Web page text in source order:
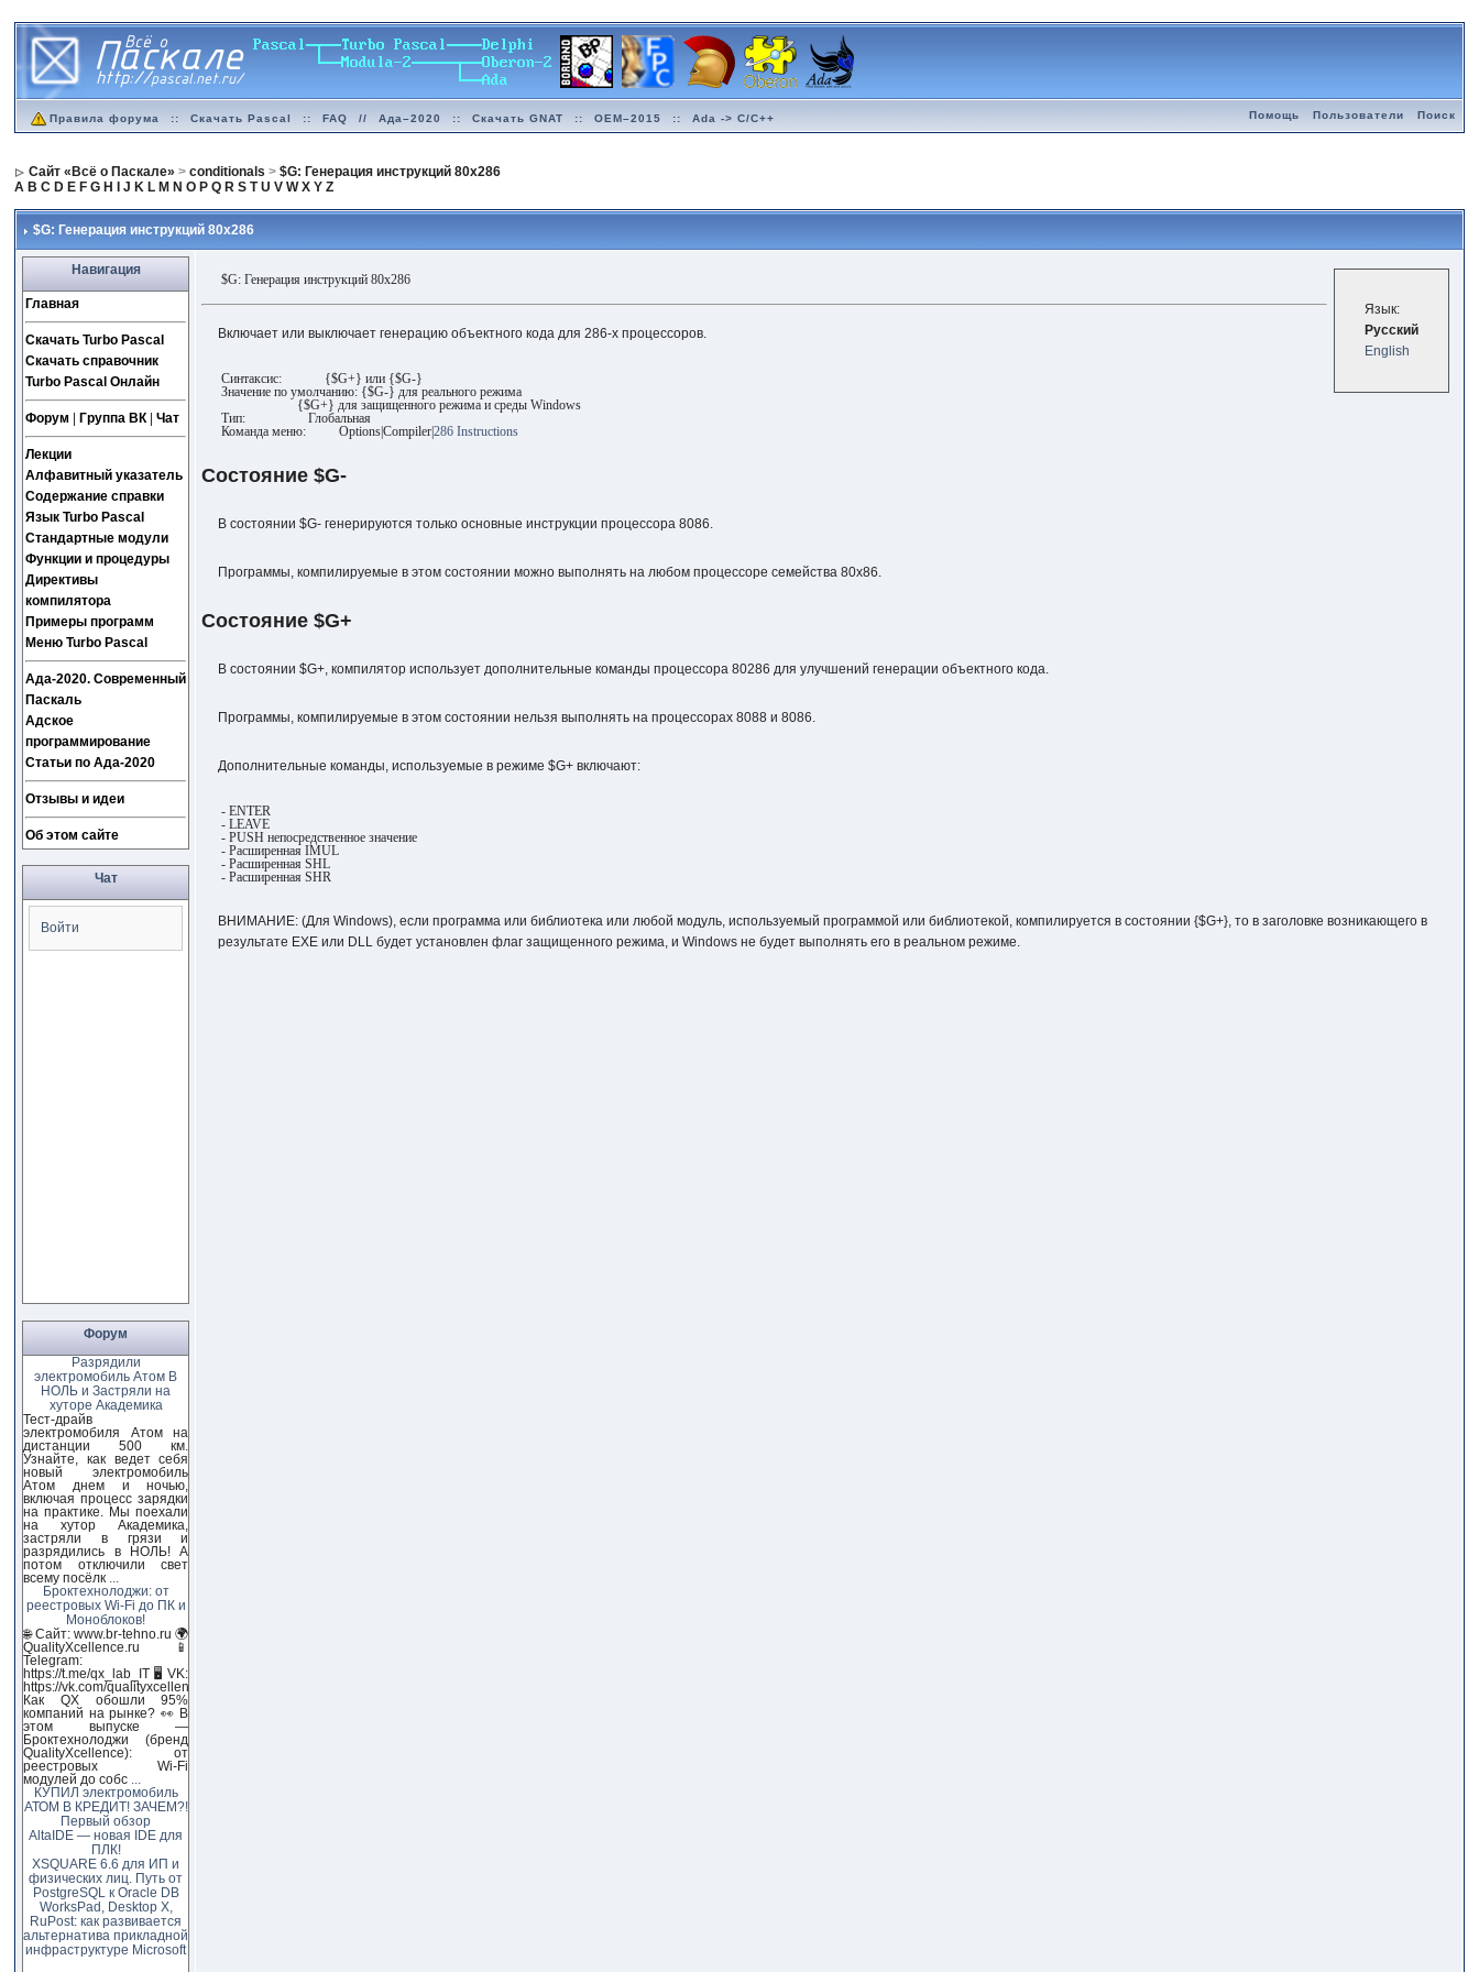
Правила форума :: Скачать Pascal :: FAQ // Ада–2020 :: Скачать GNAT :: OEM–2015 :: Ada -> C/C++ Помощь Пользователи Поиск
Сайт «Всё о Паскале» >conditionals >$G: Генерация инструкций 80x286
A B C D E F G H J K L M N O P Q R S T U V W X Y Z
$G: Генерация инструкций 80x286
Навигация
Главная
Скачать Turbo Pascal
Скачать справочник
Turbo Pascal Онлайн
Форум Группа ВК|Чат
Лекции
Алфавитный указатель
Содержание справки
Язык Turbo Pascal
Стандартные модули
Функции и процедуры
Директивы
компилятора
Примеры программ
Меню Turbo Pascal
Ада-2020. Современный
Паскаль
Адское
программирование
Статьи по Ада-2020
Отзывы и идеи
Об этом сайте
Чат
Войти
Форум
Разрядили
электромобиль Атом В
НОЛЬ и Застряли на
хуторе Академика
Тест-драйв
электромобиля Атом на
дистанции 500 км.
Узнайте, как ведет себя
новый электромобиль
Атом днем и ночью,
включая процесс зарядки
на практике. Мы поехали
на хутор Академика,
застряли в грязи и
разрядились в НОЛЬ! А
потом отключили свет
всему посёлк
Броктехнолоджи: от
реестровых Wi-Fi до ПК и
Моноблоков!
🌐 Сайт: www.br-tehno.ru 🌍
QualityXcellence.ru 📱
Telegram:
https://t.me/qx_lab_IT 🖥 VK:
https://vk.com/qualityxcellenc
Как QX обошли 95%
компаний на рынке? 👀 В
этом выпуске —
Броктехнолоджи (бренд
QualityXcellence): от
реестровых Wi-Fi
модулей до собс
КУПИЛ электромобиль
АТОМ В КРЕДИТ! ЗАЧЕМ?!
Первый обзор
AltaIDE — новая IDE для
ПЛК!
XSQUARE 6.6 для ИП и
физических лиц. Путь от
PostgreSQL к Oracle DB
WorksPad, Desktop X,
RuPost: как развивается
альтернатива прикладной
инфраструктуре Microsoft
Язык:
Русский
English
$G: Генерация инструкций 80x286
Включает или выключает генерацию объектного кода для 286-х процессоров.
Синтаксис: {$G+} или {$G-}
Значение по умолчанию: {$G-} для реального режима
{$G+} для защищенного режима и среды Windows
Тип: Глобальная
Команда меню: Options|Compiler|286 Instructions
Состояние $G-
В состоянии $G- генерируются только основные инструкции процессора 8086.
Программы, компилируемые в этом состоянии можно выполнять на любом процессоре семейства 80x86.
Состояние $G+
В состоянии $G+, компилятор использует дополнительные команды процессора 80286 для улучшений генерации объектного кода.
Программы, компилируемые в этом состоянии нельзя выполнять на процессорах 8088 и 8086.
Дополнительные команды, используемые в режиме $G+ включают:
- ENTER
- LEAVE
- PUSH непосредственное значение
- Расширенная IMUL
- Расширенная SHL
- Расширенная SHR
ВНИМАНИЕ: (Для Windows), если программа или библиотека или любой модуль, используемый программой или библиотекой, компилируется в состоянии {$G+}, то в заголовке возникающего в
результате EXE или DLL будет установлен флаг защищенного режима, и Windows не будет выполнять его в реальном режиме.